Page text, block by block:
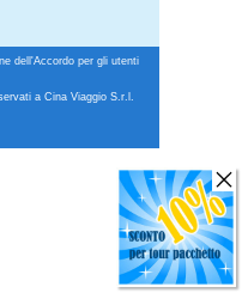
dell'Accordo per gli utenti
a Cina Viaggio S.r.l.